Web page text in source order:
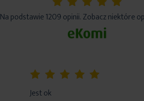
5%
Na podstawie 1209 opinii. Zobacz niektóre
Jest ok